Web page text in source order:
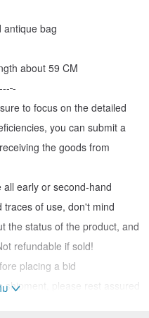
antique bag
about 59 CM
-
to focus on the detailed
you can submit a
the goods from
early or second-hand
of use, don't mind
the status of the product, and
refundable if sold!
placing a bid
shipment, please rest assured
ม